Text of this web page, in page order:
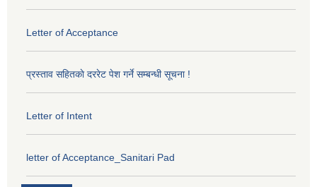
Letter of Acceptance
प्रस्ताव सहितकाे दररेट पेश गर्ने सम्बन्धी सूचना !
Letter of Intent
letter of Acceptance_Sanitari Pad